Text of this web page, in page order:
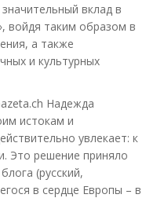
вклад в
войдя таким образом в
а также
и культурных
Надежда
истокам и
увлекает: к
Это решение приняло
(русский,
в сердце Европы – в